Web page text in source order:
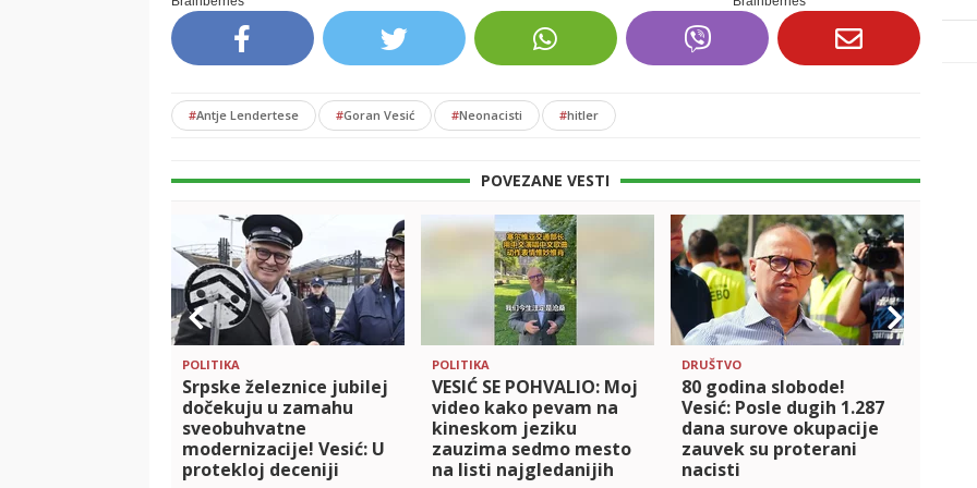
#Antje Lendertese #Goran Vesić #Neonacisti #hitler
POVEZANE VESTI
POLITIKA
Srpske železnice jubilej
dočekuju u zamahu
sveobuhvatne
modernizacije! Vesić: U
protekloj deceniji
POLITIKA
VESIĆ SE POHVALIO: Moj
video kako pevam na
kineskom jeziku
zauzima sedmo mesto
na listi najgledanijih
DRUŠTVO
80 godina slobode!
Vesić: Posle dugih 1.287
dana surove okupacije
zauvek su proterani
nacisti